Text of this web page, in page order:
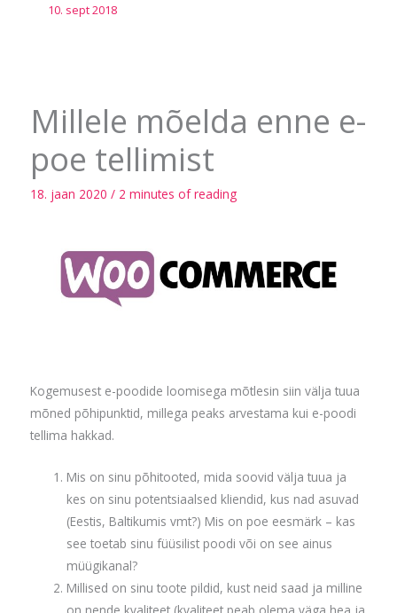
10. sept 2018
Millele mõelda enne e-
poe tellimist
18. jaan 2020 / 2 minutes of reading
Kogemusest e-poodide loomisega mõtlesin siin välja tuua
mõned põhipunktid, millega peaks arvestama kui e-poodi
tellima hakkad.
Mis on sinu põhitooted, mida soovid välja tuua ja
kes on sinu potentsiaalsed kliendid, kus nad asuvad
(Eestis, Baltikumis vmt?) Mis on poe eesmärk – kas
see toetab sinu füüsilist poodi või on see ainus
müügikanal?
Millised on sinu toote pildid, kust neid saad ja milline